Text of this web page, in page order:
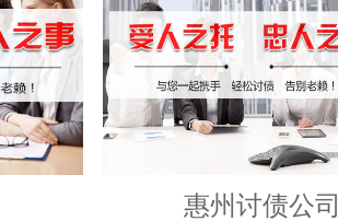
惠州讨债公